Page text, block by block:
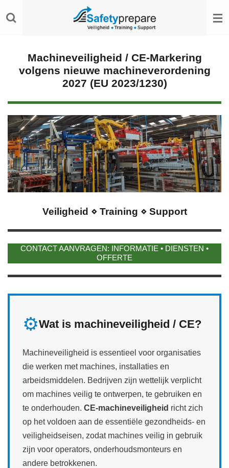
direct
hoofdinhoud
Machineveiligheid / CE‑Markering
volgens nieuwe machineverordening
2027 (EU 2023/1230)
Veiligheid ⋄ Training ⋄ Support
CONTACT AANVRAGEN: INFORMATIE • DIENSTEN •
OFFERTE
⚙️Wat is machineveiligheid / CE?
Machineveiligheid is essentieel voor organisaties
die werken met machines, installaties en
arbeidsmiddelen. Bedrijven zijn wettelijk verplicht
om machines veilig te ontwerpen, te gebruiken en
te onderhouden. CE‑machineveiligheid richt zich
op het voldoen aan de essentiële gezondheids- en
veiligheidseisen, zodat machines veilig in gebruik
zijn voor operators, onderhoudsmonteurs en
andere betrokkenen.